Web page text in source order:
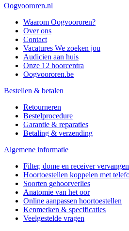
Oogvoororen.nl
Waarom Oogvoororen?
Over ons
Contact
Vacatures We zoeken jou
Audicien aan huis
Onze 12 hoorcentra
Oogvoororen.be
Bestellen & betalen
Retourneren
Bestelprocedure
Garantie & reparaties
Betaling & verzending
Algemene informatie
Filter, dome en receiver vervangen
Hoortoestellen koppelen met
Soorten gehoorverlies
Anatomie van het oor
Online aanpassen hoortoestellen
Kenmerken & specificaties
Veelgestelde vragen